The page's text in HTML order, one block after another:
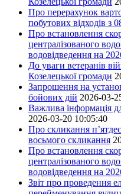
Про перерахунок
побутових відходів з
Про встановлення
централізованого
водовідведення на
До уваги ветеранів
Козелецької громади
Запрошення на
бойових дій 2026-03-
Важлива інформація
2026-03-20 10:05:40
Про скликання
восьмого скликання
Про встановлення
централізованого
водовідведення на
Звіт про проведення